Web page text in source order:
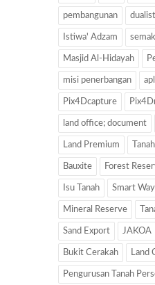
pembangunan
Istiwa' Adzam
Masjid Al-Hidayah
misi penerbangan
Pix4Dcapture
land office; document
Land Premium
Bauxite Forest
Isu Tanah Smart Way
Mineral Reserve
Sand Export JAKOA
Bukit Cerakah Land
Pengurusan Tanah